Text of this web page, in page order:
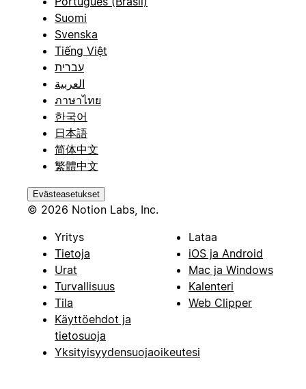
Suomi
Svenska
Tiếng Việt
עברית
العربية
ภาษาไทย
한국어
日本語
简体中文
繁體中文
Evästeasetukset
© 2026 Notion Labs, Inc.
Yritys
Tietoja
Urat
Turvallisuus
Tila
Käyttöehdot ja
tietosuoja
Yksityisyydensuojaoikeutesi
Lataa
iOS ja Android
Mac ja Windows
Kalenteri
Web Clipper